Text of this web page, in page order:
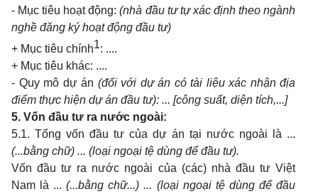
- Mục tiêu hoạt động:(nhà đầu tư tự xác định theo ngành
nghề đăng ký hoạt động đầu tư)
+ Mục tiêu chính1: ....
+ Mục tiêu khác: ....
- Quy mô dự án (đối với dự án có tài liệu xác nhận địa
điểm thực hiện dự án đầu tư): ... [công suất, diện tích,...]
5. Vốn đầu tư ra nước ngoài:
5.1. Tổng vốn đầu tư của dự án tại nước ngoài là ...
(...bằng chữ) ... (loại ngoại tệ dùng để đầu tư).
Vốn đầu tư ra nước ngoài của (các) nhà đầu tư Việt
Nam là ...(...bằng chữ...) ... (loại ngoại tệ dùng để đầu